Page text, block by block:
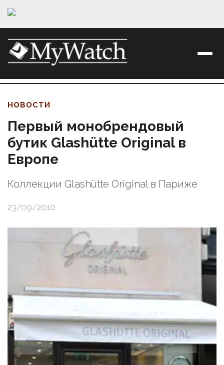
НОВОСТИ
Первый монобрендовый
бутик Glashütte Original в
Европе
Коллекции Glashütte Original в Париже
23/09/2010